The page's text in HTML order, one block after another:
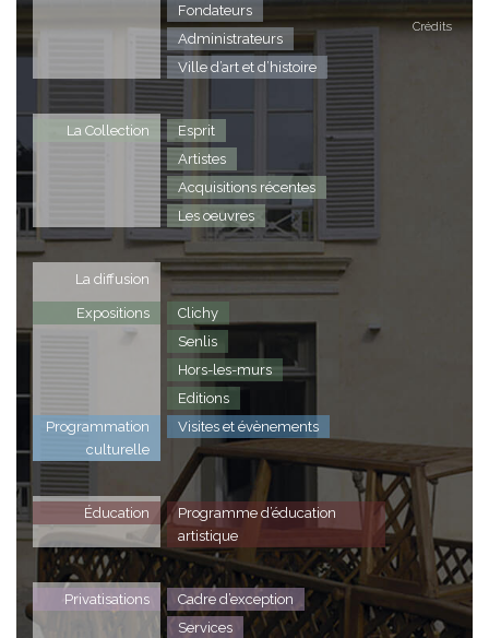
Crédits
Fondateurs
Administrateurs
Ville d’art et d’histoire
La Collection
Esprit
Artistes
Acquisitions récentes
Les oeuvres
La diffusion
Expositions
Clichy
Senlis
Hors-les-murs
Editions
Programmation
culturelle
Visites et évènements
Éducation
Programme d’éducation
artistique
Privatisations
Cadre d’exception
Services